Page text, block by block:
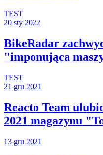
TEST
20 sty 2022
BikeRadar
"imponująca
TEST
21 gru 2021
Reacto Team
2021 magazynu
13 gru 2021